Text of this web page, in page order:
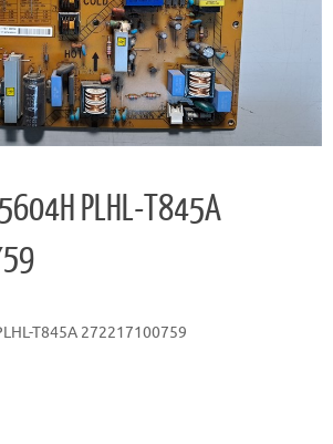
PLHL-T845A
T845A 272217100759